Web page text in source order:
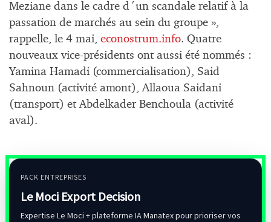
Meziane dans le cadre d´un scandale relatif à la
passation de marchés au sein du groupe »,
rappelle, le 4 mai, econostrum.info. Quatre
nouveaux vice-présidents ont aussi été nommés :
Yamina Hamadi (commercialisation), Said
Sahnoun (activité amont), Allaoua Saidani
(transport) et Abdelkader Benchoula (activité
aval).
PACK ENTREPRISES
Le Moci Export Decision
Expertise Le Moci + plateforme IA Manatex pour prioriser vos